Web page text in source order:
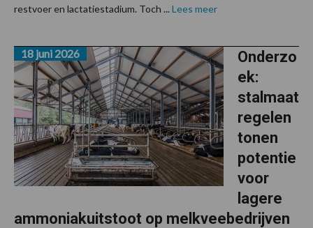
restvoer en lactatiestadium. Toch ... Lees meer
Onderzo
ek:
stalmaat
regelen
tonen
potentie
voor
lagere
ammoniakuitstoot op melkveebedrijven
18 juni 2026